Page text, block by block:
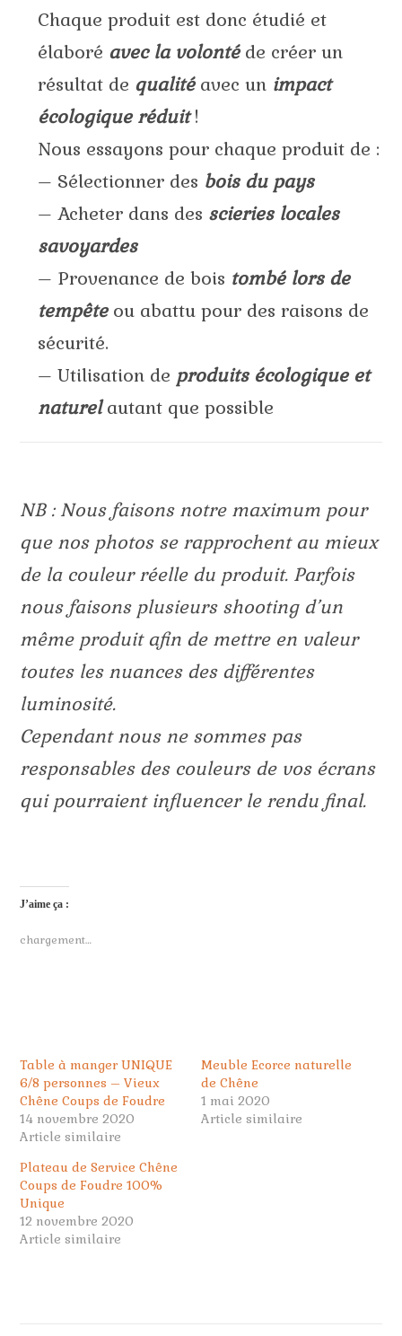
Chaque produit est donc étudié et
élaboré avec la volontéde créer un
résultat de qualité avec un impact
écologique réduit!
Nous essayons pour chaque produit de :
– Sélectionner des bois du pays
– Acheter dans des scieries locales
savoyardes
– Provenance de bois tombé lors de
tempêteou abattu pour des raisons de
sécurité.
– Utilisation de produits écologique et
naturelautant que possible
NB : Nous faisons notre maximum pour
que nos photos se rapprochent au mieux
de la couleur réelle du produit. Parfois
nous faisons plusieurs shooting d’un
même produit afin de mettre en valeur
toutes les nuances des différentes
luminosité.
Cependant nous ne sommes pas
responsables des couleurs de vos écrans
qui pourraient influencer le rendu final.
J’aime ça :
chargement…
Table à manger UNIQUE
6/8 personnes – Vieux
Chêne Coups de Foudre
14 novembre 2020
Article similaire
Meuble Ecorce naturelle
de Chêne
1 mai 2020
Article similaire
Plateau de Service Chêne
Coups de Foudre 100%
Unique
12 novembre 2020
Article similaire